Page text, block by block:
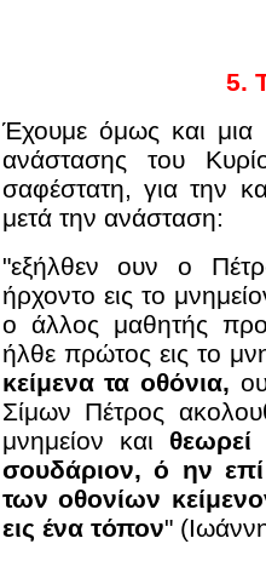
5.
Έχουμε όμως και μια
ανάστασης του
σαφέστατη, για την
μετά την ανάσταση:
"εξήλθεν ουν ο
ήρχοντο εις το
ο άλλος μαθητής
ήλθε πρώτος εις το
κείμενα τα οθόνια,
Σίμων Πέτρος
μνημείον και
σουδάριον, ό ην
των οθονίων
εις ένα τόπον"